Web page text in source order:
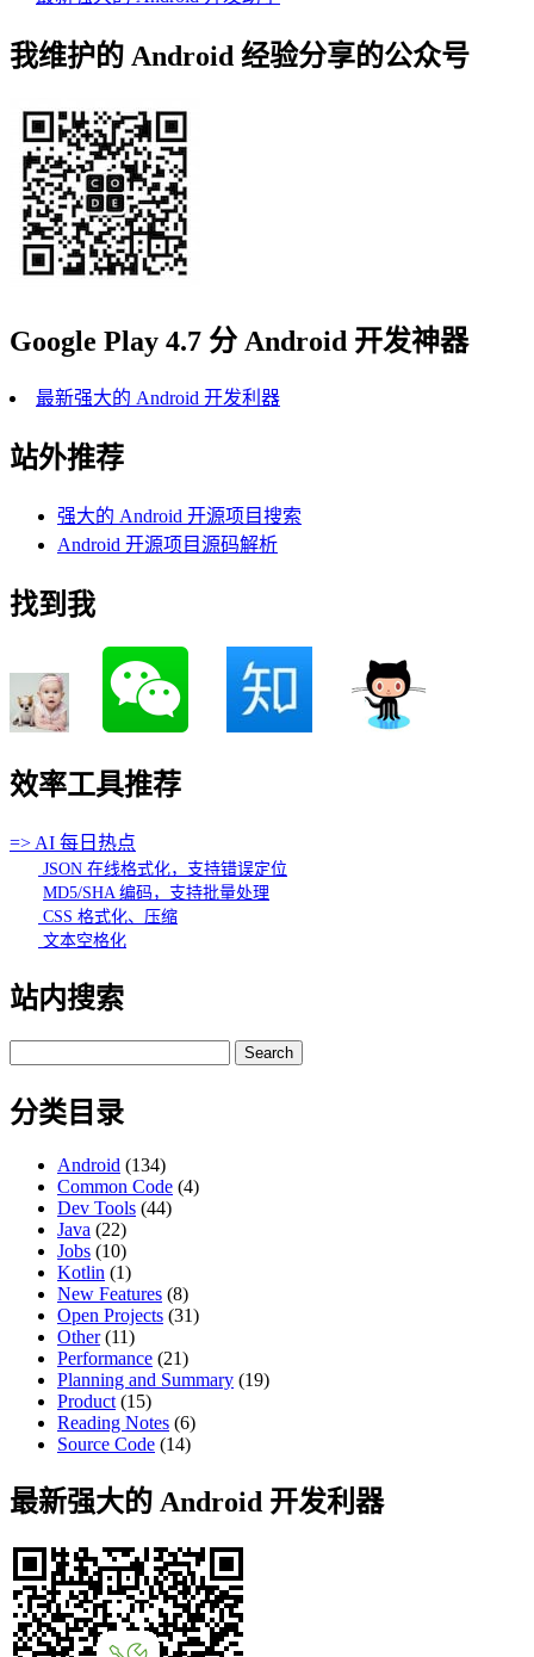
我维护的 Android 经验分享的公众号
Google Play 4.7 分 Android 开发神器
最新强大的 Android 开发利器
站外推荐
强大的 Android 开源项目搜索
Android 开源项目源码解析
找到我
效率工具推荐
=> AI 每日热点
JSON 在线格式化，支持错误定位
MD5/SHA 编码，支持批量处理
CSS 格式化、压缩
文本空格化
站内搜索
for:
分类目录
Android (134)
Common Code (4)
Dev Tools (44)
Java (22)
Jobs (10)
Kotlin (1)
New Features (8)
Open Projects (31)
Other(11)
Performance (21)
Planning and Summary (19)
Product (15)
Reading Notes (6)
Source Code (14)
最新强大的 Android 开发利器